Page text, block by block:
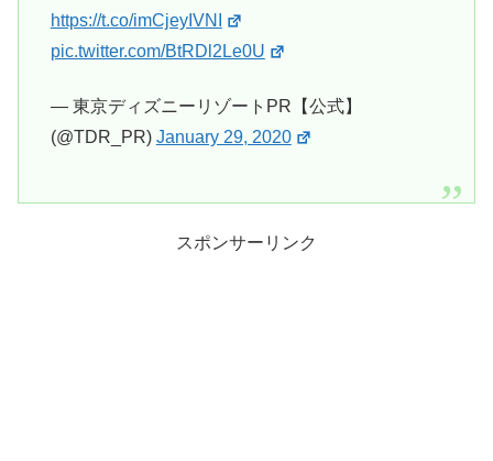
https://t.co/imCjeyIVNI
pic.twitter.com/BtRDl2Le0U
— 東京ディズニーリゾートPR【公式】
(@TDR_PR) January 29, 2020
スポンサーリンク